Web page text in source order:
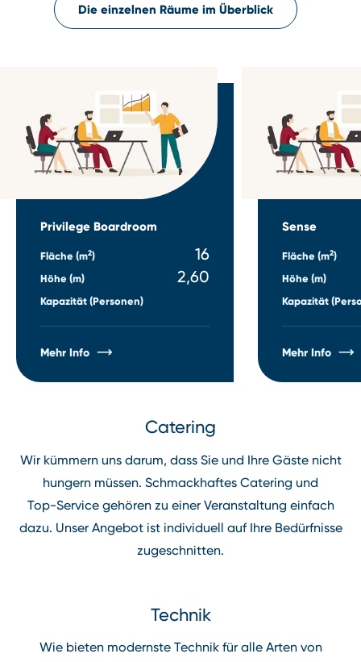
Die einzelnen Räume im Überblick
Privilege Boardroom
Fläche (m2) 16
Höhe (m) 2,60
Kapazität (Personen)
Mehr Info
Sense
Fläche (m2)
Höhe (m)
Kapazität
Mehr Info
Catering
Wir kümmern uns darum, dass Sie und Ihre Gäste nicht
hungern müssen. Schmackhaftes Catering und
Top⁠-⁠Service gehören zu einer Veranstaltung einfach
dazu. Unser Angebot ist individuell auf Ihre Bedürfnisse
zugeschnitten.
Technik
Wie bieten modernste Technik für alle Arten von